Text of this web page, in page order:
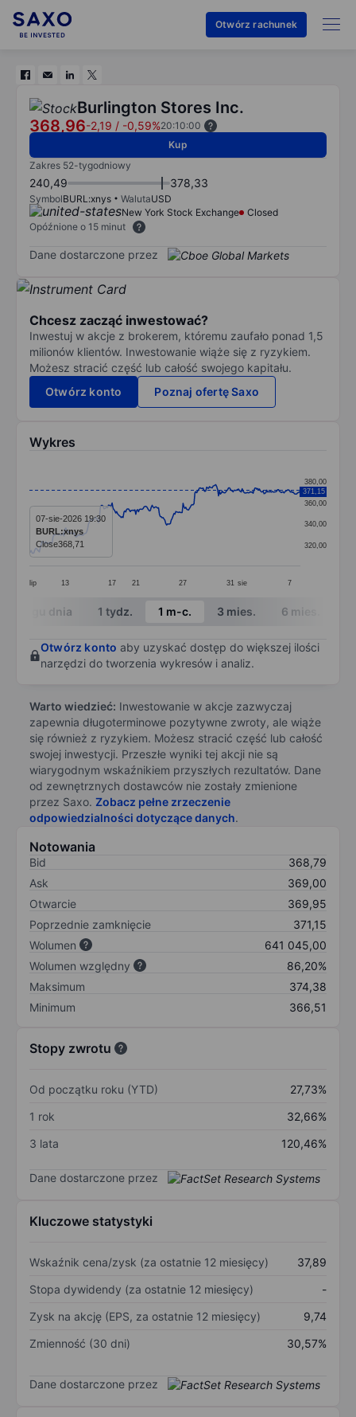
Otwórz rachunek
Burlington Stores Inc.
368,96-2,19 / -0,59%20:10:00
Kup
Zakres 52-tygodniowy
240,49 378,33
SymbolBURL:xnys WalutaUSD
New York Stock Exchange
Closed
Opóźnione o 15 minut
Dane dostarczone przez
Chcesz zacząć inwestować?
Inwestuj w akcje z brokerem, któremu zaufało ponad 1,5
milionów klientów. Inwestowanie wiąże się z ryzykiem.
Możesz stracić część lub całość swojego kapitału.
Otwórz konto
Poznaj ofertę Saxo
Wykres
Line chart with 299 data points.
The chart has 1 X axis displaying categories.
The chart has 1 Y axis displaying values. Data ranges
lip 13 17 21 27 31 sie 7
320,00
340,00
360,00
380,00
371,15
07-sie-2026 19:30
BURL:xnys
Close368,71
End of interactive chart.
W ciągu dnia 1 tydz. 1 m-c. 3 mies. 6 mies.
Otwórz konto aby uzyskać dostęp do większej ilości
narzędzi do tworzenia wykresów i analiz.
Warto wiedzieć: Inwestowanie w akcje zazwyczaj
zapewnia długoterminowe pozytywne zwroty, ale wiąże
się również z ryzykiem. Możesz stracić część lub całość
swojej inwestycji. Przeszłe wyniki tej akcji nie są
wiarygodnym wskaźnikiem przyszłych rezultatów. Dane
od zewnętrznych dostawców nie zostały zmienione
przez Saxo. Zobacz pełne zrzeczenie
odpowiedzialności dotyczące danych.
Notowania
Bid
368,79
Ask
369,00
Otwarcie
369,95
Poprzednie zamknięcie
371,15
Wolumen
641 045,00
Wolumen względny
86,20%
Maksimum
374,38
Minimum
366,51
Stopy zwrotu
Od początku roku (YTD)
27,73%
1 rok
32,66%
3 lata
120,46%
Dane dostarczone przez
Kluczowe statystyki
Wskaźnik cena/zysk (za ostatnie 12 miesięcy)
37,89
Stopa dywidendy (za ostatnie 12 miesięcy)
-
Zysk na akcję (EPS, za ostatnie 12 miesięcy)
9,74
Zmienność (30 dni)
30,57%
Dane dostarczone przez